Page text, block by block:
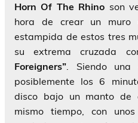
Horn Of The Rhino son
hora de crear un muro
estampida de estos tres
su extrema cruzada
Foreigners”. Siendo una
posiblemente los 6
disco bajo un manto de
mismo tiempo, con